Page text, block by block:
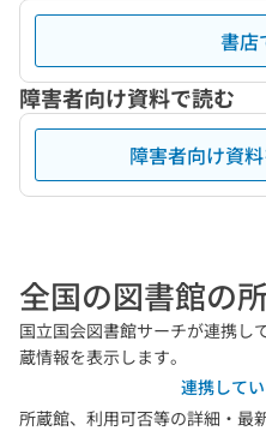
書店
障害者向け資料で読む
障害者向け資料
全国の図書館の
国立国会図書館サーチが連携し
蔵情報を表示します。
連携して
所蔵館、利用可否等の詳細・最